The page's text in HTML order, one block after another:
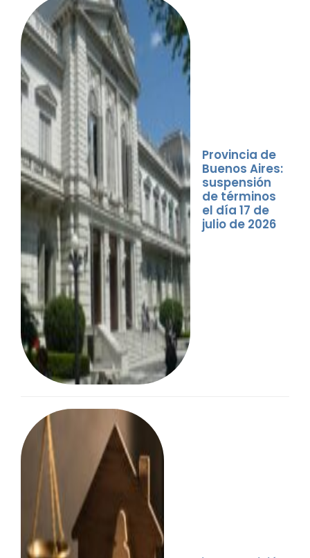
Provincia de
Buenos Aires:
suspensión
de términos
el día 17 de
julio de 2026